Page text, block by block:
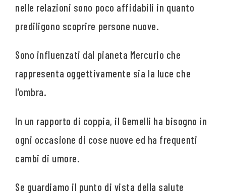
nelle relazioni sono poco affidabili in quanto
prediligono scoprire persone nuove.
Sono influenzati dal pianeta Mercurio che
rappresenta oggettivamente sia la luce che
l’ombra.
In un rapporto di coppia, il Gemelli ha bisogno in
ogni occasione di cose nuove ed ha frequenti
cambi di umore.
Se guardiamo il punto di vista della salute